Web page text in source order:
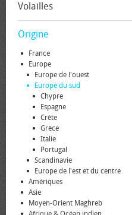
Volailles
Origine
France
Europe
Europe de l'ouest
Europe du sud
Chypre
Espagne
Crète
Grèce
Italie
Portugal
Scandinavie
Europe de l'est et du centre
Amériques
Asie
Moyen-Orient Maghreb